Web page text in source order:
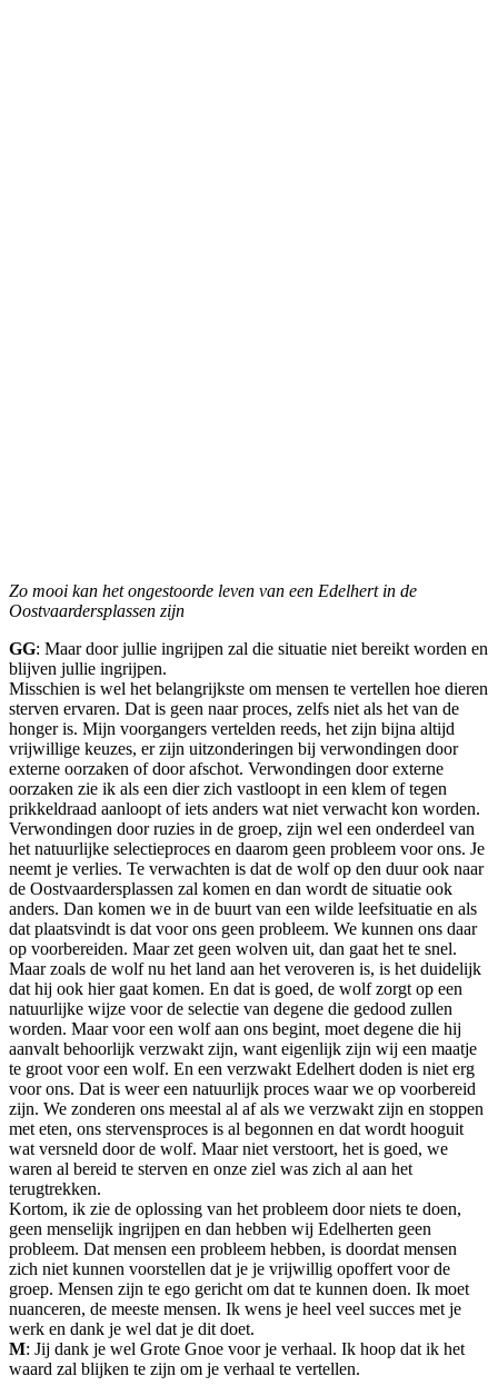
Zo mooi kan het ongestoorde leven van een Edelhert in de
Oostvaardersplassen zijn
GG: Maar door jullie ingrijpen zal die situatie niet bereikt worden en
blijven jullie ingrijpen.
Misschien is wel het belangrijkste om mensen te vertellen hoe dieren
sterven ervaren. Dat is geen naar proces, zelfs niet als het van de
honger is. Mijn voorgangers vertelden reeds, het zijn bijna altijd
vrijwillige keuzes, er zijn uitzonderingen bij verwondingen door
externe oorzaken of door afschot. Verwondingen door externe
oorzaken zie ik als een dier zich vastloopt in een klem of tegen
prikkeldraad aanloopt of iets anders wat niet verwacht kon worden.
Verwondingen door ruzies in de groep, zijn wel een onderdeel van
het natuurlijke selectieproces en daarom geen probleem voor ons. Je
neemt je verlies. Te verwachten is dat de wolf op den duur ook naar
de Oostvaardersplassen zal komen en dan wordt de situatie ook
anders. Dan komen we in de buurt van een wilde leefsituatie en als
dat plaatsvindt is dat voor ons geen probleem. We kunnen ons daar
op voorbereiden. Maar zet geen wolven uit, dan gaat het te snel.
Maar zoals de wolf nu het land aan het veroveren is, is het duidelijk
dat hij ook hier gaat komen. En dat is goed, de wolf zorgt op een
natuurlijke wijze voor de selectie van degene die gedood zullen
worden. Maar voor een wolf aan ons begint, moet degene die hij
aanvalt behoorlijk verzwakt zijn, want eigenlijk zijn wij een maatje
te groot voor een wolf. En een verzwakt Edelhert doden is niet erg
voor ons. Dat is weer een natuurlijk proces waar we op voorbereid
zijn. We zonderen ons meestal al af als we verzwakt zijn en stoppen
met eten, ons stervensproces is al begonnen en dat wordt hooguit
wat versneld door de wolf. Maar niet verstoort, het is goed, we
waren al bereid te sterven en onze ziel was zich al aan het
terugtrekken.
Kortom, ik zie de oplossing van het probleem door niets te doen,
geen menselijk ingrijpen en dan hebben wij Edelherten geen
probleem. Dat mensen een probleem hebben, is doordat mensen
zich niet kunnen voorstellen dat je je vrijwillig opoffert voor de
groep. Mensen zijn te ego gericht om dat te kunnen doen. Ik moet
nuanceren, de meeste mensen. Ik wens je heel veel succes met je
werk en dank je wel dat je dit doet.
M: Jij dank je wel Grote Gnoe voor je verhaal. Ik hoop dat ik het
waard zal blijken te zijn om je verhaal te vertellen.